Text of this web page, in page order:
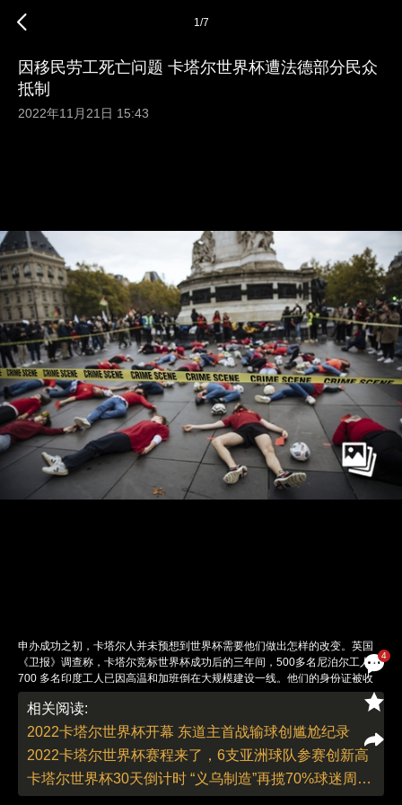
4
1/7
因移民劳工死亡问题 卡塔尔世界杯遭法德部分民众
抵制
2022年11月21日 15:43
申办成功之初，卡塔尔人并未预想到世界杯需要他们做出怎样的改变。英国
《卫报》调查称，卡塔尔竞标世界杯成功后的三年间，500多名尼泊尔工人和
700 多名印度工人已因高温和加班倒在大规模建设一线。他们的身份证被收
走，没有食物和饮水保障，许多人拿不到工资，甚至要向劳务公司倒贴资金。
当地时间2022年11月20日，法国巴黎，抗议者在呼吁抵制卡塔尔国际足联世
界杯的活动中示威，该活动由“Carton rouge pour le Qatar”组织。图：Lewis
责任编辑：刘青 | 版面编辑：刘青
相关阅读:
2022卡塔尔世界杯开幕 东道主首战输球创尴尬纪录
2022卡塔尔世界杯赛程来了，6支亚洲球队参赛创新高
卡塔尔世界杯30天倒计时 “义乌制造”再揽70%球迷周边商品生产